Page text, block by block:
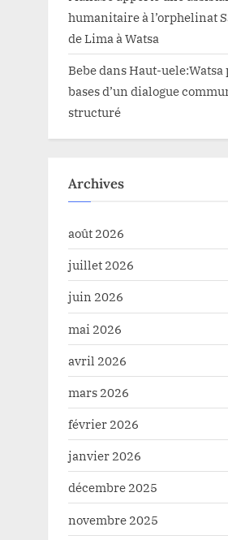
humanitaire à l’orphelinat
de Lima à Watsa
BebedansHaut-uele:Watsa
bases d’un dialogue
structuré
Archives
août 2026
juillet 2026
juin 2026
mai 2026
avril 2026
mars 2026
février 2026
janvier 2026
décembre 2025
novembre 2025